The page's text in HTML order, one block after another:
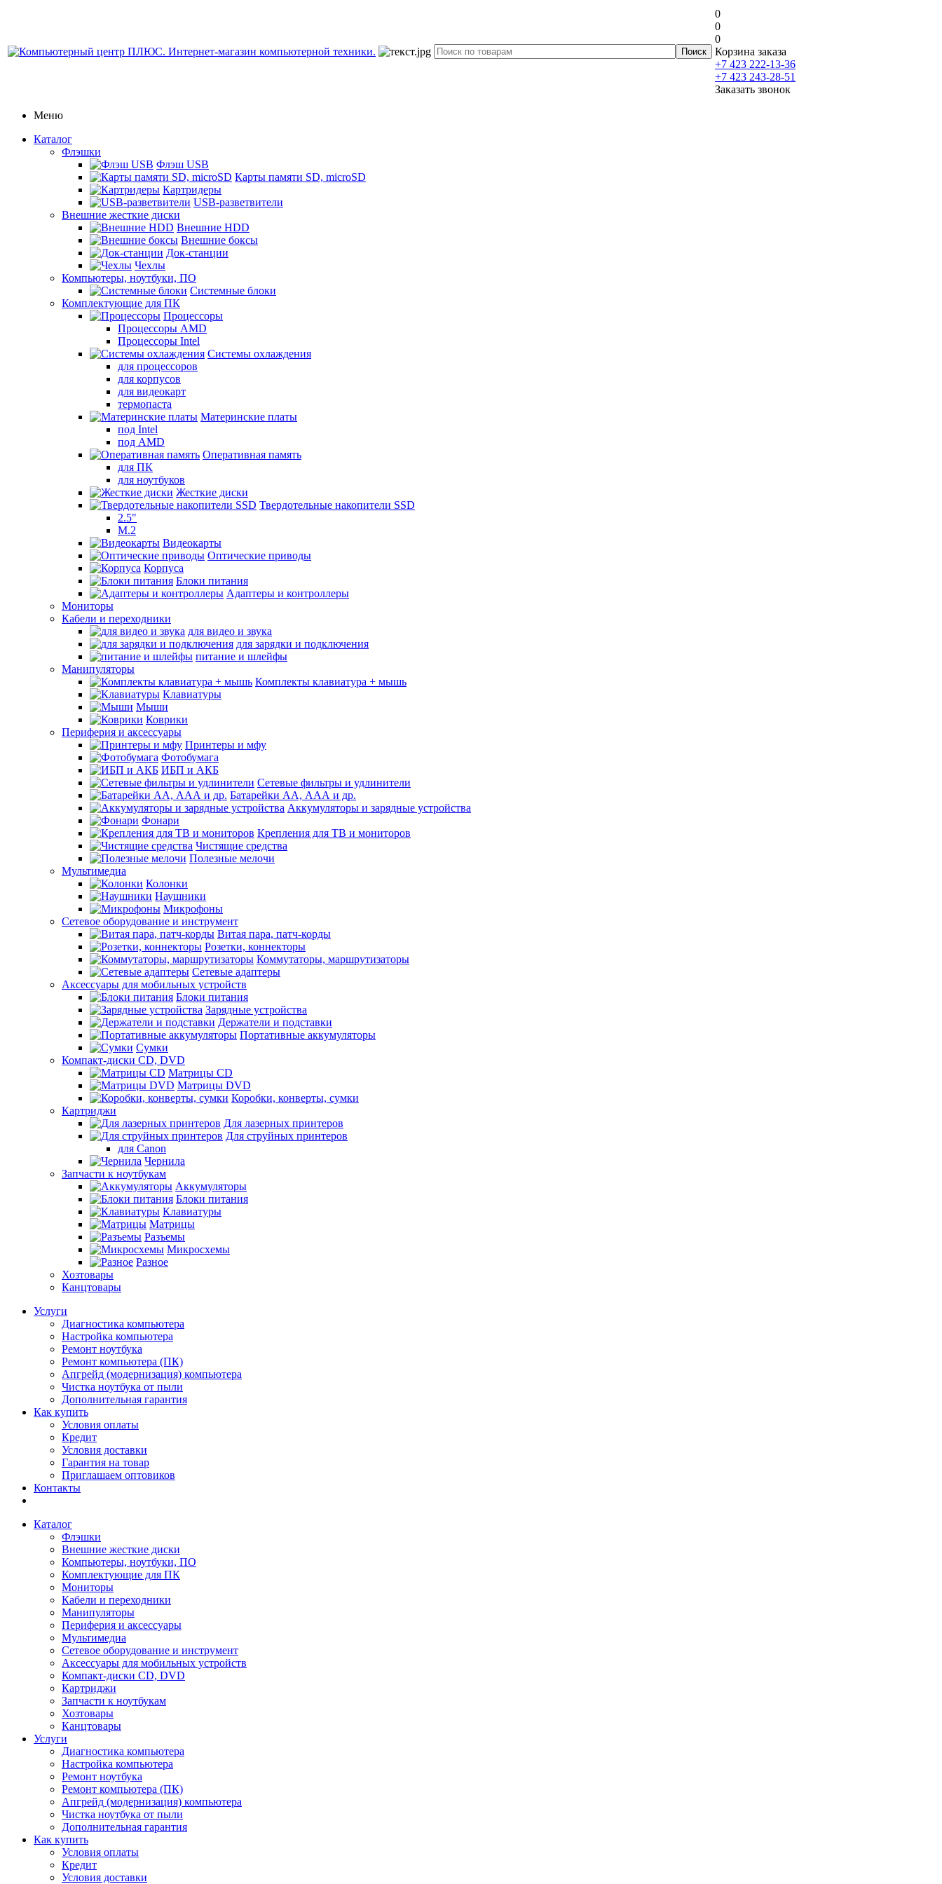
0
0
0
Корзина заказа
+7 423 222-13-36
+7 423 243-28-51
Заказать звонок
Меню
Каталог
Флэшки
Флэш USB
Карты памяти SD, microSD
Картридеры
USB-разветвители
Внешние жесткие диски
Внешние HDD
Внешние боксы
Док-станции
Чехлы
Компьютеры, ноутбуки, ПО
Системные блоки
Комплектующие для ПК
Процессоры
Процессоры AMD
Процессоры Intel
Системы охлаждения
для процессоров
для корпусов
для видеокарт
термопаста
Материнские платы
под Intel
под AMD
Оперативная память
для ПК
для ноутбуков
Жесткие диски
Твердотельные накопители SSD
2.5"
M.2
Видеокарты
Оптические приводы
Корпуса
Блоки питания
Адаптеры и контроллеры
Мониторы
Кабели и переходники
для видео и звука
для зарядки и подключения
питание и шлейфы
Манипуляторы
Комплекты клавиатура + мышь
Клавиатуры
Мыши
Коврики
Периферия и аксессуары
Принтеры и мфу
Фотобумага
ИБП и АКБ
Сетевые фильтры и удлинители
Батарейки АА, ААА и др.
Аккумуляторы и зарядные устройства
Фонари
Крепления для ТВ и мониторов
Чистящие средства
Полезные мелочи
Мультимедиа
Колонки
Наушники
Микрофоны
Сетевое оборудование и инструмент
Витая пара, патч-корды
Розетки, коннекторы
Коммутаторы, маршрутизаторы
Сетевые адаптеры
Аксессуары для мобильных устройств
Блоки питания
Зарядные устройства
Держатели и подставки
Портативные аккумуляторы
Сумки
Компакт-диски CD, DVD
Матрицы CD
Матрицы DVD
Коробки, конверты, сумки
Картриджи
Для лазерных принтеров
Для струйных принтеров
для Canon
Чернила
Запчасти к ноутбукам
Аккумуляторы
Блоки питания
Клавиатуры
Матрицы
Разъемы
Микросхемы
Разное
Хозтовары
Канцтовары
Услуги
Диагностика компьютера
Настройка компьютера
Ремонт ноутбука
Ремонт компьютера (ПК)
Апгрейд (модернизация) компьютера
Чистка ноутбука от пыли
Дополнительная гарантия
Как купить
Условия оплаты
Кредит
Условия доставки
Гарантия на товар
Приглашаем оптовиков
Контакты
Каталог
Флэшки
Внешние жесткие диски
Компьютеры, ноутбуки, ПО
Комплектующие для ПК
Мониторы
Кабели и переходники
Манипуляторы
Периферия и аксессуары
Мультимедиа
Сетевое оборудование и инструмент
Аксессуары для мобильных устройств
Компакт-диски CD, DVD
Картриджи
Запчасти к ноутбукам
Хозтовары
Канцтовары
Услуги
Диагностика компьютера
Настройка компьютера
Ремонт ноутбука
Ремонт компьютера (ПК)
Апгрейд (модернизация) компьютера
Чистка ноутбука от пыли
Дополнительная гарантия
Как купить
Условия оплаты
Кредит
Условия доставки